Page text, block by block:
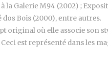
Galerie M94 (2002) ;
Bois (2000), entre autres.
original où elle associe son
est représenté dans les